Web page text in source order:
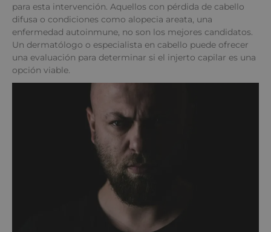
para esta intervención. Aquellos con pérdida de cabello
difusa o condiciones como alopecia areata, una
enfermedad autoinmune, no son los mejores candidatos.
Un dermatólogo o especialista en cabello puede ofrecer
una evaluación para determinar si el injerto capilar es una
opción viable.